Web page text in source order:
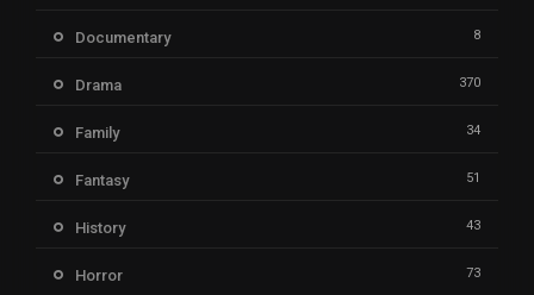
Documentary 8
Drama 370
Family 34
Fantasy 51
History 43
Horror 73